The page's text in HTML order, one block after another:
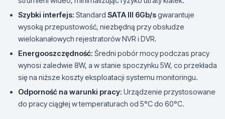
Szybki interfejs: Standard SATA III 6Gb/sgwarantuje
wysoką przepustowość, niezbędną przy obsłudze
wielokanałowych rejestratorów NVR i DVR.
Energooszczędność: Średni pobór mocy podczas pracy
wynosi zaledwie 8W, a w stanie spoczynku 5W, co przekłada
się na niższe koszty eksploatacji systemu monitoringu.
Odporność na warunki pracy: Urządzenie przystosowane
do pracy ciągłej w temperaturach od 5°C do 60°C.